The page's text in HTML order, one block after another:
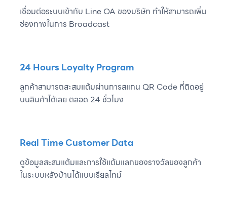
เชื่อมต่อระบบเข้ากับ Line OA ของบริษัท ทำให้สามารถเพิ่ม
ช่องทางในการ Broadcast
24 Hours Loyalty Program
ลูกค้าสามารถสะสมแต้มผ่านการสแกน QR Code ที่ติดอยู่
บนสินค้าได้เลย ตลอด 24 ชั่วโมง ​
Real Time Customer Data
ดูข้อมูลสะสมแต้มและการใช้แต้มแลกของรางวัลของลูกค้า
ในระบบหลังบ้านได้แบบเรียลไทม์ ​